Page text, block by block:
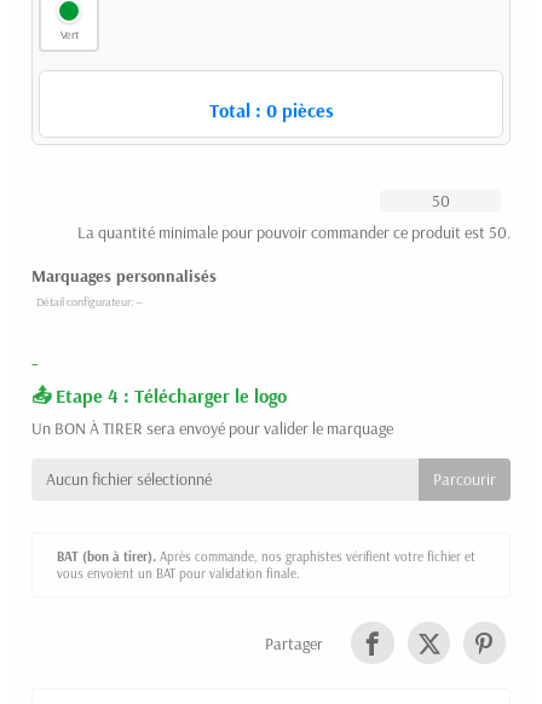
Vert
Total : 0pièces
La quantité minimale pour pouvoir commander ce produit est 50.
Marquages personnalisés
-
Etape 4 : Télécharger le logo
Un BON À TIRER sera envoyé pour valider le marquage
Aucun fichier sélectionné
BAT (bon à tirer). Après commande, nos graphistes vérifient votre fichier et
vous envoient un BAT pour validation finale.
Partager